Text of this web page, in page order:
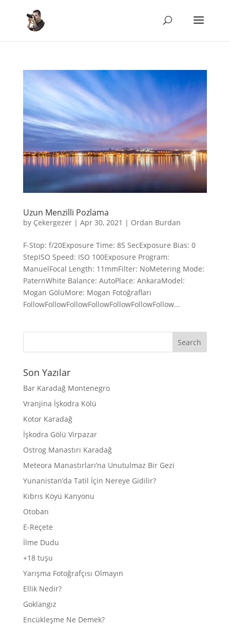
Uzun Menzilli Pozlama
by Çekergezer| Apr 30, 2021 | Ordan Burdan
F-Stop: f/20Exposure Time: 85 SecExposure Bias: 0
StepISO Speed: ISO 100Exposure Program:
ManuelFocal Length: 11mmFilter: NoMetering Mode:
PaternWhite Balance: AutoPlace: AnkaraModel:
Mogan GölüMore: Mogan Fotoğrafları
FollowFollowFollowFollowFollowFollowFollow...
Son Yazılar
Bar Karadağ Montenegro
Vranjina İşkodra Kölü
Kotor Karadağ
İşkodra Gölü Virpazar
Ostrog Manastırı Karadağ
Meteora Manastırları’na Unutulmaz Bir Gezi
Yunanistan’da Tatil İçin Nereye Gidilir?
Kıbrıs Köyü Kanyonu
Otoban
E-Reçete
İlme Dudu
+18 tuşu
Yarışma Fotoğrafçısı Olmayın
Ellik Nedir?
Goklangız
Encükleşme Ne Demek?